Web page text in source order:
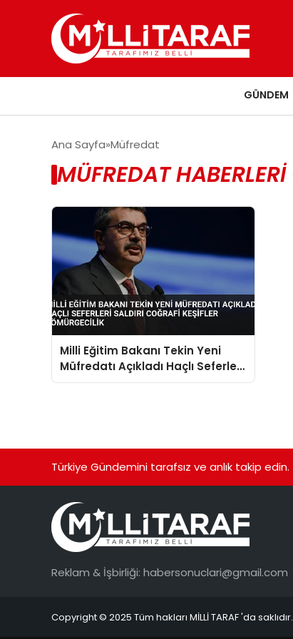
GÜNDEM
Ana Sayfa Müfredat
MÜFREDAT HABERLERI
Milli Eğitim Bakanı Tekin Yeni
Müfredatı Açıkladı Haçlı Seferleri
Saldırı Coğrafi Keşifler
Türkiye Gündemini tarafsız ve anlık takip edin.
Reklam & İşbirliği: habersonuclari@gmail.com
Copyright © 2025 Tüm hakları MİLLİ TARAF 'da saklıdır.